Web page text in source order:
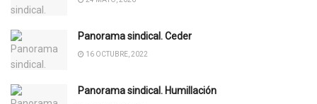
Panorama sindical. Ceder
16 OCTUBRE, 2022
Panorama sindical. Humillación